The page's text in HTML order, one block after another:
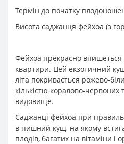
Термін до початку
Висота саджанця фейхоа (з
Фейхоа прекрасно впишеться
квартири. Цей екзотичний
літа покривається рожево-
кількістю коралово-
видовище.
Саджанці фейхоа при
в пишний кущ, на якому
плодів, багатих на вітаміни і